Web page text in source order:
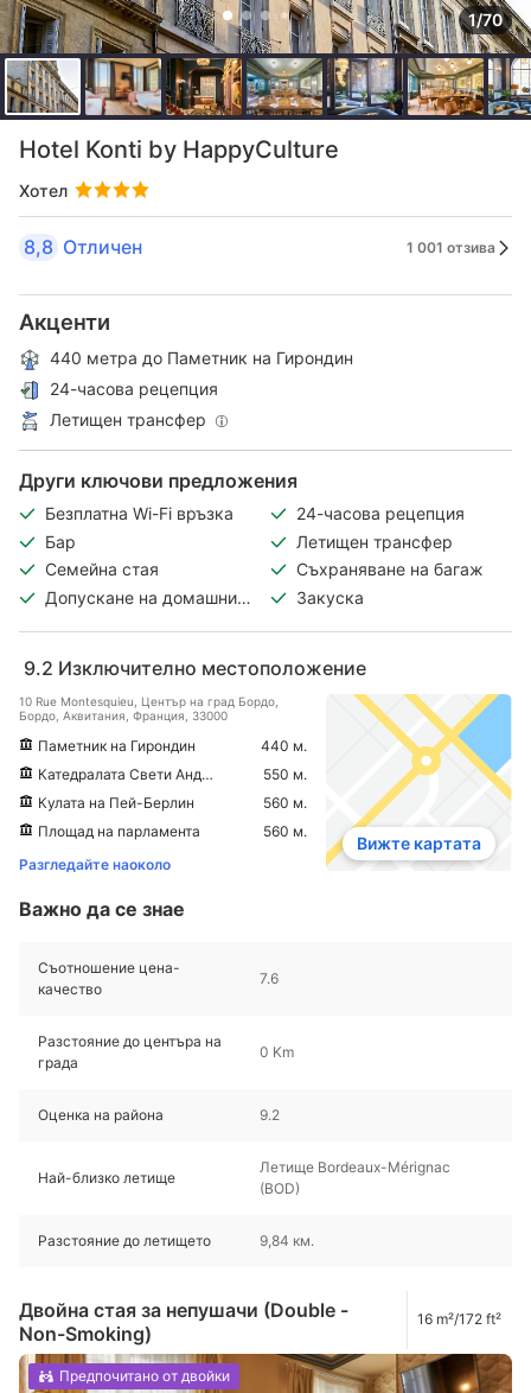
1/70
Hotel Konti by HappyCulture
Хотел
8,8 Отличен 1 001 отзива
Акценти
440 метра до Паметник на Гирондин
24-часова рецепция
Летищен трансфер
Други ключови предложения
Безплатна Wi-Fi връзка
24-часова рецепция
Бар
Летищен трансфер
Семейна стая
Съхраняване на багаж
Допускане на домашни
Закуска
9.2 Изключително местоположение
10 Rue Montesquieu, Център на град Бордо,
Бордо, Аквитания, Франция, 33000
Паметник на Гирондин
440 м.
Катедралата Свети Андре (Катедрала Сен-Андре)
550 м.
Кулата на Пей-Берлин
560 м.
Площад на парламента
560 м.
Разгледайте наоколо
Вижте картата
Важно да се знае
Съотношение цена-
качество
7.6
Разстояние до центъра на
града
0 Km
Оценка на района 9.2
Най-близко летище
Летище Bordeaux-Mérignac
(BOD)
Разстояние до летището 9,84 км.
Двойна стая за непушачи (Double -
Non-Smoking)
16 m²/172 ft²
Предпочитано от двойки